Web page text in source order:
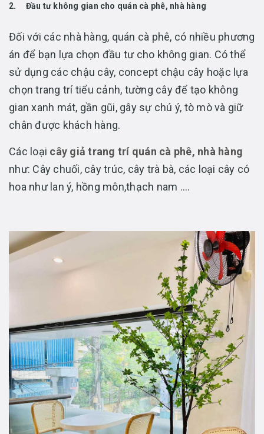
2. Đầu tư không gian cho quán cà phê, nhà hàng
Đối với các nhà hàng, quán cà phê, có nhiều phương
án để bạn lựa chọn đầu tư cho không gian. Có thể
sử dụng các chậu cây, concept chậu cây hoặc lựa
chọn trang trí tiểu cảnh, tường cây để tạo không
gian xanh mát, gần gũi, gây sự chú ý, tò mò và giữ
chân được khách hàng.
Các loại cây giả trang trí quán cà phê, nhà hàng
như: Cây chuối, cây trúc, cây trà bà, các loại cây có
hoa như lan ý, hồng môn,thạch nam ….